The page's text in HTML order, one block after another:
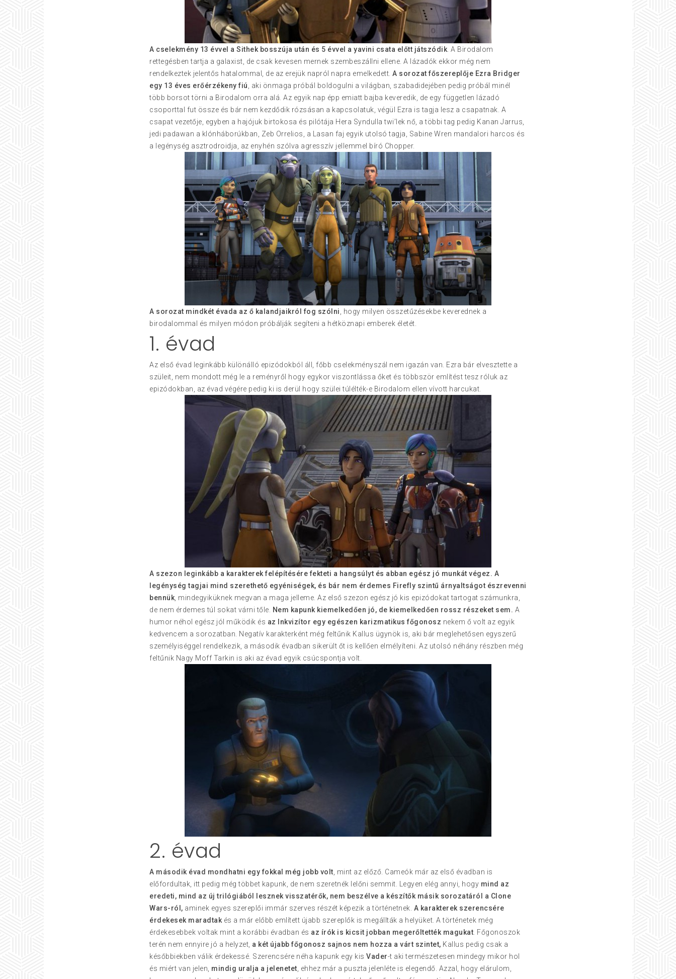
A cselekmény 13 évvel a Sithek bosszúja után és 5 évvel a yavini csata előtt játszódik . A Birodalom
rettegésben tartja a galaxist, de csak kevesen mernek szembeszállni ellene. A lázadók ekkor még nem
rendelkeztek jelentős hatalommal, de az erejük napról napra emelkedett. A sorozat főszereplője Ezra Bridger
egy 13 éves erőérzékeny fiú , aki önmaga próbál boldogulni a világban, szabadidejében pedig próbál minél
több borsot törni a Birodalom orra alá. Az egyik nap épp emiatt bajba keveredik, de egy független lázadó
csoporttal fut össze és bár nem kezdődik rózsásan a kapcsolatuk, végül Ezra is tagja lesz a csapatnak. A
csapat vezetője, egyben a hajójuk birtokosa és pilótája Hera Syndulla twi’lek nő, a többi tag pedig Kanan Jarrus,
jedi padawan a klónháborúkban, Zeb Orrelios, a Lasan faj egyik utolsó tagja, Sabine Wren mandalori harcos és
a legénység asztrodroidja, az enyhén szólva agresszív jellemmel bíró Chopper.
A sorozat mindkét évada az ő kalandjaikról fog szólni , hogy milyen összetűzésekbe keverednek a
birodalommal és milyen módon próbálják segíteni a hétköznapi emberek életét.
1. évad
Az első évad leginkább különálló epizódokból áll, főbb cselekményszál nem igazán van. Ezra bár elvesztette a
szüleit, nem mondott még le a reményről hogy egykor viszontlássa őket és többször említést tesz róluk az
epizódokban, az évad végére pedig ki is derül hogy szülei túlélték-e Birodalom ellen vívott harcukat.
A szezon leginkább a karakterek felépítésére fekteti a hangsúlyt és abban egész jó munkát végez. A
legénység tagjai mind szerethető egyéniségek, és bár nem érdemes Firefly szintű árnyaltságot észrevenni
bennük , mindegyiküknek megvan a maga jelleme. Az első szezon egész jó kis epizódokat tartogat számunkra,
de nem érdemes túl sokat várni tőle.
Nem kapunk kiemelkedően jó, de kiemelkedően rossz részeket sem. A
humor néhol egész jól működik és az Inkvizítor egy egészen karizmatikus főgonosz nekem ő volt az egyik
kedvencem a sorozatban. Negatív karakterként még feltűnik Kallus ügynök is, aki bár meglehetősen egyszerű
személyiséggel rendelkezik, a második évadban sikerült őt is kellően elmélyíteni. Az utolsó néhány részben még
feltűnik Nagy Moff Tarkin is aki az évad egyik csúcspontja volt.
2. évad
A második évad mondhatni egy fokkal még jobb volt , mint az előző. Cameók már az első évadban is
előfordultak, itt pedig még többet kapunk, de nem szeretnék lelőni semmit. Legyen elég annyi, hogy mind az
eredeti, mind az új trilógiából lesznek visszatérők, nem beszélve a készítők másik sorozatáról a Clone
Wars-ról, aminek egyes szereplői immár szerves részét képezik a történetnek. A karakterek szerencsére
érdekesek maradtak és a már előbb említett újabb szereplők is megállták a helyüket. A történetek még
érdekesebbek voltak mint a korábbi évadban és az írók is kicsit jobban megerőltették magukat . Főgonoszok
terén nem ennyire jó a helyzet, a két újabb főgonosz sajnos nem hozza a várt szintet, Kallus pedig csak a
későbbiekben válik érdekessé. Szerencsére néha kapunk egy kis Vader-t aki természetesen mindegy mikor hol
és miért van jelen, mindig uralja a jelenetet , ehhez már a puszta jelenléte is elegendő. Azzal, hogy elárulom,